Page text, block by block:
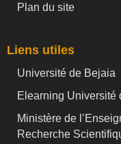
Plan du site
Liens utiles
Université de Bejaia
Elearning Université
Ministère de
Recherche